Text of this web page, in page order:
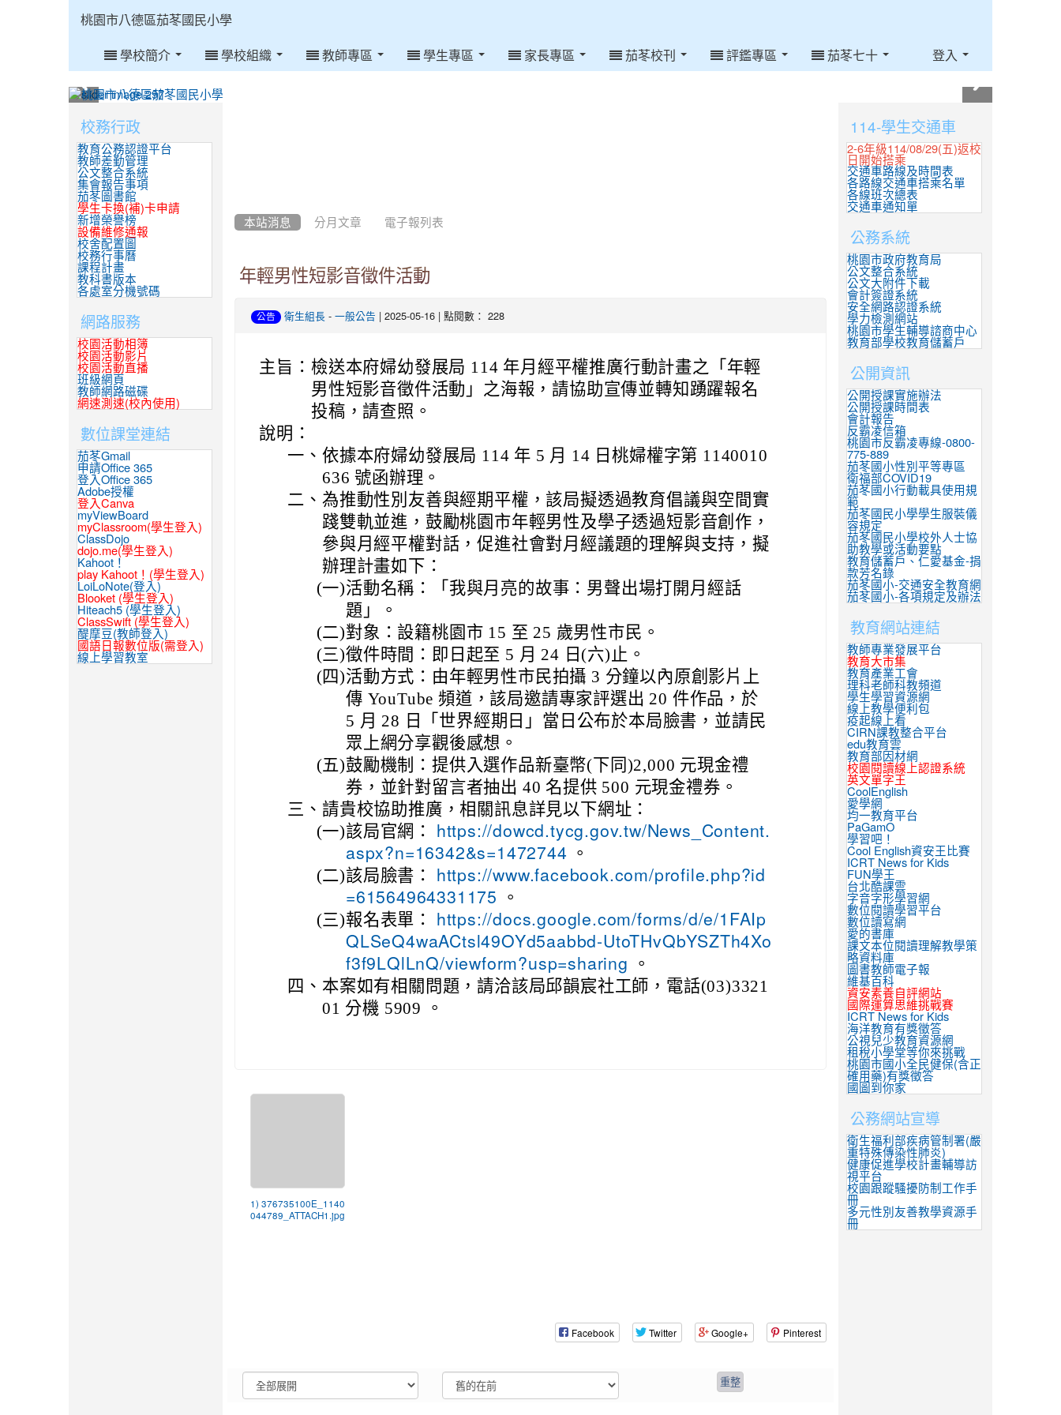
桃園市八德區茄苳國民小學
學校簡介 學校組織 教師專區 學生專區 家長專區 茄苳校刊 評鑑專區 茄苳七十 登入
本站消息 分月文章 電子報列表
年輕男性短影音徵件活動
公告 衛生組長 - 一般公告 | 2025-05-16 | 點閱數： 228
主旨： 檢送本府婦幼發展局 114 年月經平權推廣行動計畫之「年輕
男性短影音徵件活動」之海報，請協助宣傳並轉知踴躍報名
投稿，請查照。
說明：
一、 依據本府婦幼發展局 114 年 5 月 14 日桃婦權字第 1140010
636 號函辦理。
二、 為推動性別友善與經期平權，該局擬透過教育倡議與空間實
踐雙軌並進，鼓勵桃園市年輕男性及學子透過短影音創作，
參與月經平權對話，促進社會對月經議題的理解與支持，擬
辦理計畫如下：
(一)活動名稱：「我與月亮的故事：男聲出場打開月經話
題」。
(二)對象：設籍桃園市 15 至 25 歲男性市民。
(三)徵件時間：即日起至 5 月 24 日(六)止。
(四)活動方式：由年輕男性市民拍攝 3 分鐘以內原創影片上
傳 YouTube 頻道，該局邀請專家評選出 20 件作品，於
5 月 28 日「世界經期日」當日公布於本局臉書，並請民
眾上網分享觀後感想。
(五)鼓勵機制：提供入選作品新臺幣(下同)2,000 元現金禮
券，並針對留言者抽出 40 名提供 500 元現金禮券。
三、 請貴校協助推廣，相關訊息詳見以下網址：
(一)該局官網：
https://dowcd.tycg.gov.tw/News_Content.
aspx?n=16342&s=1472744
。
(二)該局臉書：
https://www.facebook.com/profile.php?id
=61564964331175
。
(三)報名表單：
https://docs.google.com/forms/d/e/1FAIp
QLSeQ4waACtsl49OYd5aabbd-UtoTHvQbYSZTh4Xo
f3f9LQlLnQ/viewform?usp=sharing
。
四、 本案如有相關問題，請洽該局邱韻宸社工師，電話(03)3321
01 分機 5909 。
1) 376735100E_1140
044789_ATTACH1.jpg
Facebook Twitter Google+ Pinterest
:::
校務行政
教育公務認證平台
教師差勤管理
公文整合系統
集會報告事項
茄苳圖書館
學生卡換(補)卡申請
新增榮譽榜
設備維修通報
校舍配置圖
校務行事曆
課程計畫
教科書版本
各處室分機號碼
網路服務
校園活動相簿
校園活動影片
校園活動直播
班級網頁
教師網路磁碟
網速測速(校內使用)
數位課堂連結
茄苳Gmail
申請Office 365
登入Office 365
Adobe授權
登入Canva
myViewBoard
myClassroom(學生登入)
ClassDojo
dojo.me(學生登入)
Kahoot！
play Kahoot！(學生登入)
LoiLoNote(登入)
Blooket (學生登入)
Hiteach5 (學生登入)
ClassSwift (學生登入)
醍摩豆(教師登入)
國語日報數位版(需登入)
線上學習教室
114-學生交通車
2-6年級114/08/29(五)返校
日開始搭乘
交通車路線及時間表
各路線交通車搭乘名單
各線班次總表
交通車通知單
公務系統
桃園市政府教育局
公文整合系統
公文大附件下載
會計簽證系統
安全網路認證系統
學力檢測網站
桃園市學生輔導諮商中心
教育部學校教育儲蓄戶
公開資訊
公開授課實施辦法
公開授課時間表
會計報告
反霸凌信箱
桃園市反霸凌專線-0800-
775-889
茄苳國小性別平等專區
衛福部COVID19
茄苳國小行動載具使用規
範
茄苳國民小學學生服裝儀
容規定
茄苳國民小學校外人士協
助教學或活動要點
教育儲蓄戶、仁愛基金-捐
款芳名錄
茄苳國小-交通安全教育網
茄苳國小-各項規定及辦法
教育網站連結
教師專業發展平台
教育大市集
教育產業工會
理科老師科教頻道
學生學習資源網
線上教學便利包
疫起線上看
CIRN課教整合平台
edu教育雲
教育部因材網
校園閱讀線上認證系統
英文單字王
CoolEnglish
愛學網
均一教育平台
PaGamO
學習吧！
Cool English資安王比賽
ICRT News for Kids
FUN學王
台北酷課雲
字音字形學習網
數位閱讀學習平台
數位讀寫網
愛的書庫
課文本位閱讀理解教學策
略資料庫
圖書教師電子報
維基百科
資安素養自評網站
國際運算思維挑戰賽
ICRT News for Kids
海洋教育有獎徵答
公視兒少教育資源網
租稅小學堂等你來挑戰
桃園市國小全民健保(含正
確用藥)有獎徵答
國圖到你家
公務網站宣導
衛生福利部疾病管制署(嚴
重特殊傳染性肺炎)
健康促進學校計畫輔導訪
視平台
校園跟蹤騷擾防制工作手
冊
多元性別友善教學資源手
冊